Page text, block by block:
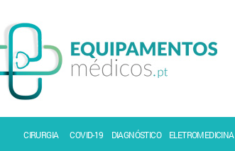
CIRURGIA COVID-19 DIAGNÓSTICO ELETROMEDICINA